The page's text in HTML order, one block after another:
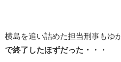
横島を追い詰めた担当刑事もゆ
で終了したほずだった・・・